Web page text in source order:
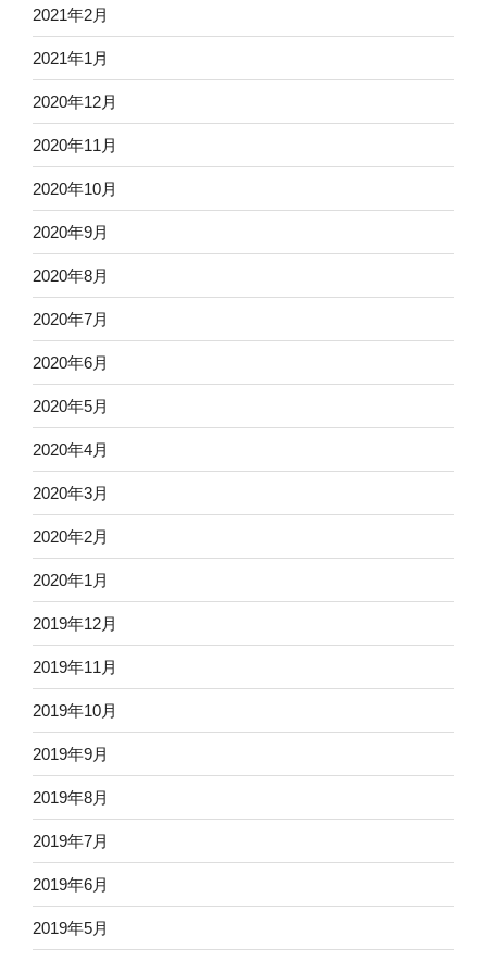
2021年2月
2021年1月
2020年12月
2020年11月
2020年10月
2020年9月
2020年8月
2020年7月
2020年6月
2020年5月
2020年4月
2020年3月
2020年2月
2020年1月
2019年12月
2019年11月
2019年10月
2019年9月
2019年8月
2019年7月
2019年6月
2019年5月